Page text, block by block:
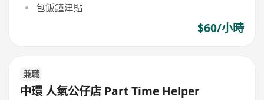
包飯鐘津貼
$60/小時
兼職
中環 人氣公仔店 Part Time Helper